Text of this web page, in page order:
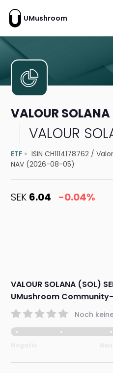
UMushroom
VALOUR
VALOUR
ETF ISIN CH1114178762 /
NAV (2026-08-05)
SEK 6.04 -0.04%
VALOUR SOLANA (SOL)
UMushroom
Noch